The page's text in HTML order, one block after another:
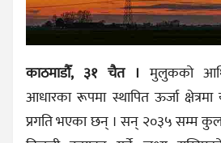
काठमाडौँ, ३१ चैत । मुलुकको
आधारका रूपमा स्थापित ऊर्जा
प्रगति भएका छन् । सन् २०३५ सम्म